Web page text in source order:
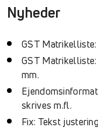
Nyheder
GST
GST
mm.
skrives m.fl.
Fix: Tekst